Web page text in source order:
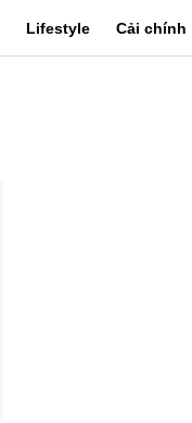
Lifestyle Cải chính